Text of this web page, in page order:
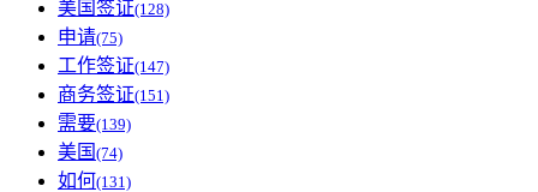
美国签证(128)
申请(75)
工作签证(147)
商务签证(151)
需要(139)
美国 (74)
如何(131)